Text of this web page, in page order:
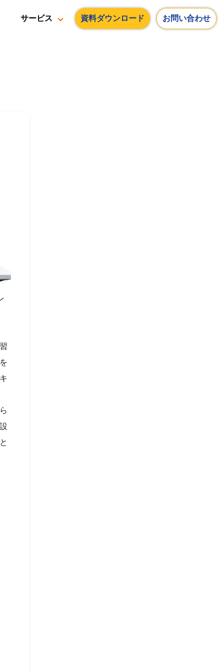
サービス 資料ダウンロード お問い合わせ